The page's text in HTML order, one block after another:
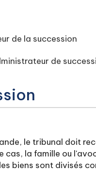
de la succession
de
le tribunal doit
la famille ou
biens sont divisés